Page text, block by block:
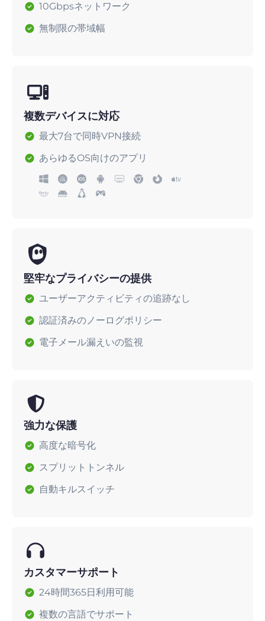
10Gbpsネットワーク
無制限の帯域幅
複数デバイスに対応
最大7台で同時VPN接続
あらゆるOS向けのアプリ
堅牢なプライバシーの提供
ユーザーアクティビティの追跡なし
認証済みのノーログポリシー
電子メール漏えいの監視
強力な保護
高度な暗号化
スプリットトンネル
自動キルスイッチ
カスタマーサポート
24時間365日利用可能
複数の言語でサポート